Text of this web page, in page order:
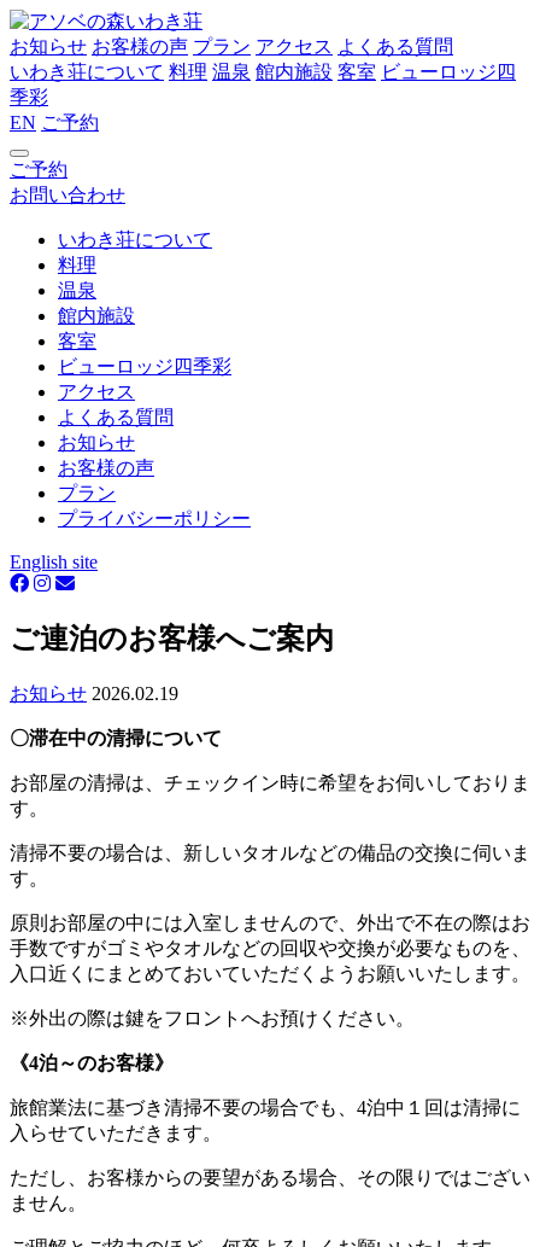
お知らせ お客様の声 プラン アクセス よくある質問
いわき荘について 料理 温泉 館内施設 客室 ビューロッジ四
季彩
EN ご予約
ご予約
お問い合わせ
いわき荘について
料理
温泉
館内施設
客室
ビューロッジ四季彩
アクセス
よくある質問
お知らせ
お客様の声
プラン
プライバシーポリシー
English site
ご連泊のお客様へご案内
お知らせ 2026.02.19
〇滞在中の清掃について
お部屋の清掃は、チェックイン時に希望をお伺いしておりま
す。
清掃不要の場合は、新しいタオルなどの備品の交換に伺いま
す。
原則お部屋の中には入室しませんので、外出で不在の際はお
手数ですがゴミやタオルなどの回収や交換が必要なものを、
入口近くにまとめておいていただくようお願いいたします。
※外出の際は鍵をフロントへお預けください。
《4泊～のお客様》
旅館業法に基づき清掃不要の場合でも、4泊中１回は清掃に
入らせていただきます。
ただし、お客様からの要望がある場合、その限りではござい
ません。